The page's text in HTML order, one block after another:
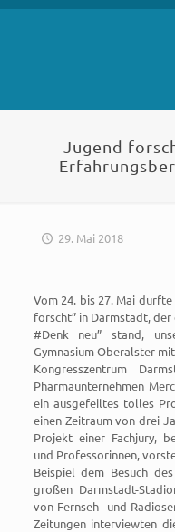
Jugend
29. Mai 2018
Vom 24. bis 27. Mai
forscht” in Darmstadt,
#Denk neu” stand,
Gymnasium Oberalster
Kongresszentrum
Pharmaunternehmen
ein ausgefeiltes tolles
einen Zeitraum von drei
Projekt einer Fachjury,
und Professorinnen,
Beispiel dem Besuch
großen Darmstadt-
von Fernseh- und
Zeitungen interviewten